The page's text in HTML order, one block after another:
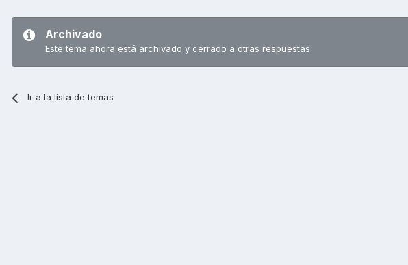
Archivado
Este tema ahora está archivado y cerrado a otras respuestas.
Ir a la lista de temas